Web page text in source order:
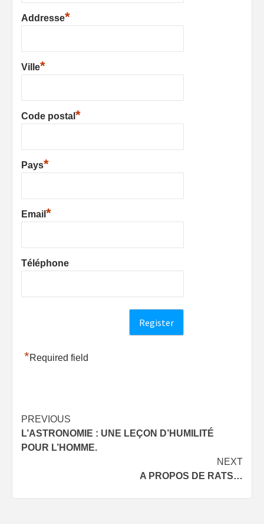
Addresse*
Ville*
Code postal *
Pays*
Email *
Téléphone
*Required field
Post
navigation
PREVIOUS
L’ASTRONOMIE : UNE LEÇON D’HUMILITÉ
POUR L’HOMME.
NEXT
A PROPOS DE RATS…